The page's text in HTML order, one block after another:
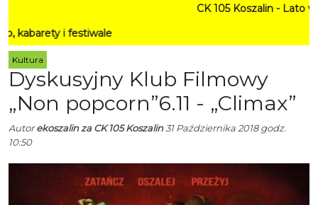
CK 105 Koszalin - Lato w Mieście
i festiwale
Kultura
Dyskusyjny Klub Filmowy
„Non popcorn”6.11 - „Climax”
Autorekoszalin za CK 105 Koszalin31 Października 2018 godz.
10:50